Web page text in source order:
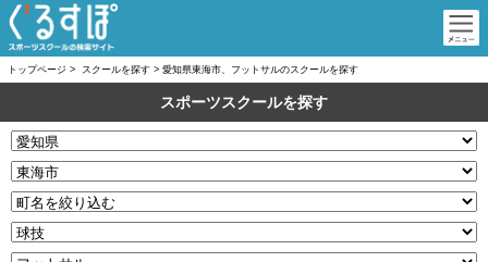
トップページ > スクールを探す > 愛知県東海市、フットサルのスクールを探す
スポーツスクールを探す